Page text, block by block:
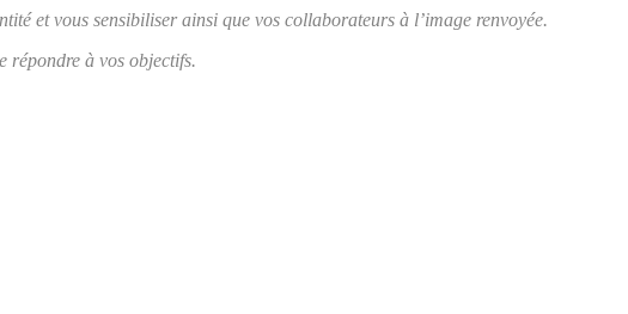
et vous sensibiliser ainsi que vos collaborateurs à l’image renvoyée.
répondre à vos objectifs.